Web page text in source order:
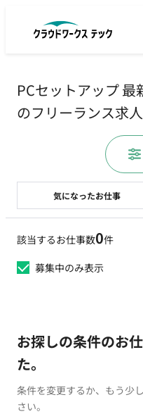
PCセットアップ
のフリーランス求
該当するお仕事数0件
募集中のみ表示
お探しの条件のお
た。
条件を変更するか、もう少
さい。
気になったお仕事